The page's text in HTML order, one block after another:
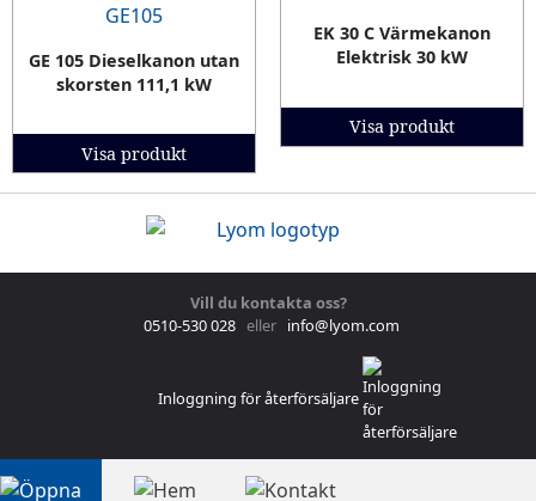
GE 105 Dieselkanon utan
skorsten 111,1 kW
Visa produkt
EK 30 C Värmekanon
Elektrisk 30 kW
Visa produkt
Vill du kontakta oss?
0510-530 028 eller info@lyom.com
Inloggning för återförsäljare